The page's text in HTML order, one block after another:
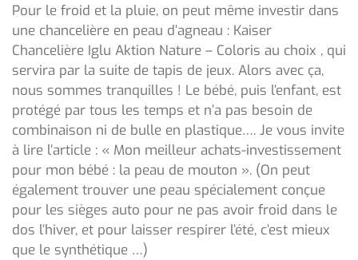
Pour le froid et la pluie, on peut même investir dans
une chancelière en peau d’agneau : Kaiser
Chancelière Iglu Aktion Nature – Coloris au choix , qui
servira par la suite de tapis de jeux. Alors avec ça,
nous sommes tranquilles ! Le bébé, puis l’enfant, est
protégé par tous les temps et n’a pas besoin de
combinaison ni de bulle en plastique…. Je vous invite
à lire l’article : « Mon meilleur achats-investissement
pour mon bébé : la peau de mouton ». (On peut
également trouver une peau spécialement conçue
pour les sièges auto pour ne pas avoir froid dans le
dos l’hiver, et pour laisser respirer l’été, c’est mieux
que le synthétique …)